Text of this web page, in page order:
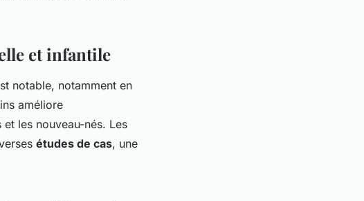
et infantile
notable, notamment en
améliore
les nouveau-nés. Les
études de cas, une